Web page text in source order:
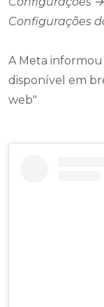
Configurações
A Meta informou
disponível em
web"